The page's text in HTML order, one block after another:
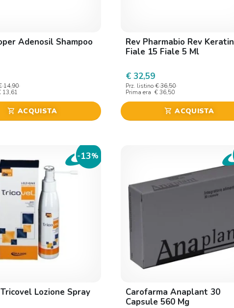
Adenosil Shampoo
14,90
13,61
shopping_cart ACQUISTA
Rev Pharmabio Rev Keratin
Fiale 15 Fiale 5 Ml
€ 32,59
Prz. listino € 36,50
Prima era € 36,50
shopping_cart ACQUISTA
-13%
Lozione Spray
Carofarma Anaplant 30
Capsule 560 Mg